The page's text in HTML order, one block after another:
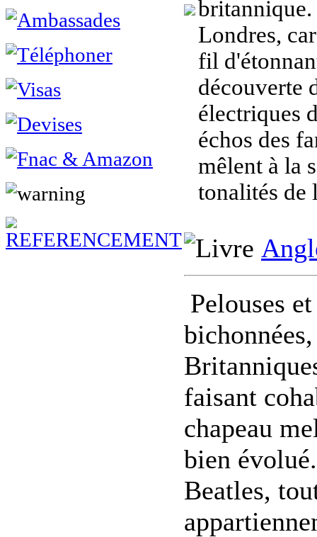
Londres,
fil
découverte
électriques
échos des
mêlent à la
tonalités de
Pelouses
faisant
chapeau
bien
Beatles,